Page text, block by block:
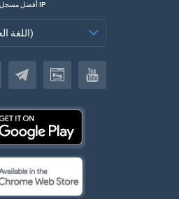
أفضل مسجل IP
(اللغة العربية)
(اللغة العربية)